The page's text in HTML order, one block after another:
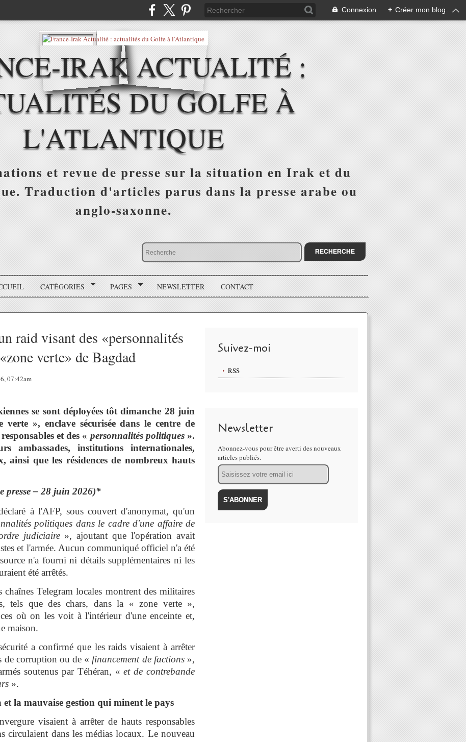
Connexion + Créer mon blog
IRAK ACTUALITÉ :
DU GOLFE À
L'ATLANTIQUE
et revue de presse sur la situation en Irak et du
Traduction d'articles parus dans la presse arabe ou
anglo-saxonne.
CATÉGORIES PAGES NEWSLETTER CONTACT
raid visant des «personnalités
verte» de Bagdad
07:42am
se sont déployées tôt dimanche 28 juin
», enclave sécurisée dans le centre de
et des « personnalités politiques».
ambassades, institutions internationales,
ainsi que les résidences de nombreux hauts
presse – 28 juin 2026)*
à l'AFP, sous couvert d'anonymat, qu'un
politiques dans le cadre d'une affaire de
judiciaire », ajoutant que l'opération avait
et l'armée. Aucun communiqué officiel n'a été
n'a fourni ni détails supplémentaires ni les
été arrêtés.
chaînes Telegram locales montrent des militaires
tels que des chars, dans la « zone verte »,
où on les voit à l'intérieur d'une enceinte et,
maison.
a confirmé que les raids visaient à arrêter
de corruption ou de « financement de factions»,
soutenus par Téhéran, «et de contrebande
».
la mauvaise gestion qui minent le pays
visaient à arrêter de hauts responsables
circulaient dans les médias locaux. Le nouveau
Suivez-moi
RSS
Newsletter
Abonnez-vous pour être averti des nouveaux
articles publiés.
Email